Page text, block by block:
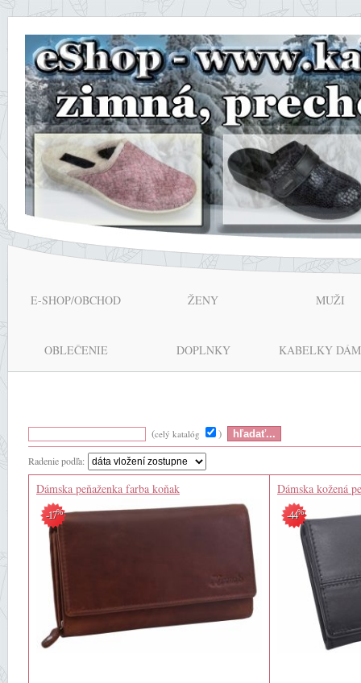
E-SHOP/OBCHOD ŽENY MUŽI
OBLEČENIE DOPLNKY KABELKY
(celý katalóg )
Radenie podľa:
Dámska peňaženka farba koňak
-17%
Dámska kožená
-44%